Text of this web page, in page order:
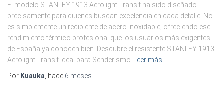
El modelo STANLEY 1913 Aerolight Transit ha sido diseñado
precisamente para quienes buscan excelencia en cada detalle. No
es simplemente un recipiente de acero inoxidable; ofreciendo ese
rendimiento térmico profesional que los usuarios más exigentes
de España ya conocen bien. Descubre el resistente STANLEY 1913
Aerolight Transit ideal para Senderismo Leer más
Por Kuauka, hace 6 meses